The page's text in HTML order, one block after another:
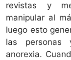
revistas y
manipular al
luego esto
las personas
anorexia.